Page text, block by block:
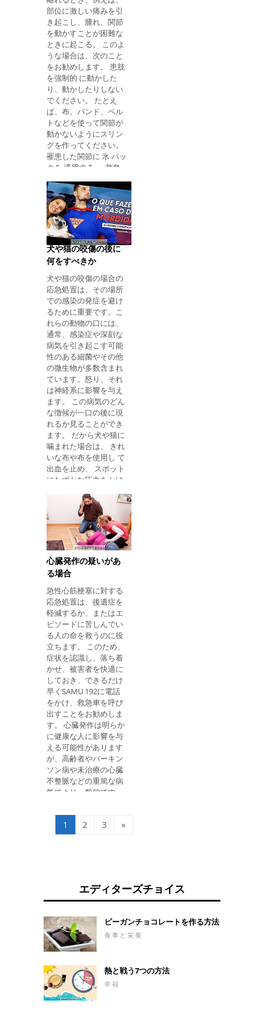
とする。 皮膚に触れた
場合：被災者の皮膚を
石けんと水で洗い、物
質で汚れた衣服を脱
ぐ。 目に入った場合：
冷水で20分間目を洗い
流す。 嘔吐すると窒息
を避けるために意識が
ない場合は特に 、人を
横方向の安全な位置に
置いて ください。 この
ポジションに誰かを置
く方法は次のとおりで
す。 毒性物質のパッケ
ージング上のラベルを
読んで、中毒の原因と
なっ た物質の情報を 調
べる。 医者の手伝いが
来るのを待つ間に、被
害者が呼吸を続けてい
る場合に心肺マッサー
ジを開始することを知
っておくことが重要で
す。 摂取による中毒の
場合、犠牲者が唇に火
傷を負った場合、水
部位に激しい痛みを引
き起こし、腫れ、関節
を動かすことが困難な
ときに起こる。 このよ
うな場合は、次のこと
をお勧めします。 患肢
を強制的 に動かした
り、動かしたりしない
でください。 たとえ
ば、布、バンド、ベル
トなどを使って関節が
動かないようにスリン
グを作ってください。
罹患した関節に 氷 パッ
クを 適用する 。 救急
192に電話をかける、
またはERに行く。 転位
は小児では非常に一般
的であり、肩、肘、
指、膝、足首および足
など、どこでも起こり
うる。 関節が脱臼した
ときには、決して適切
な位置に戻そうとはし
ません。実行が不十分
な場合、末梢神経系に
重大な傷害を引き起こ
し、さらに痛みや障害
を引き起こす可能性が
あります。 転位を特定
する方法 転位は、これ
らの4つの信号が存在
するときに確認するこ
とができる： 非常に強
い関節痛。 患肢を動か
すことが難しい。 関節
の腫れや紫斑; 罹患した
手足の変形。 脳卒中と
強さのタイプに応じ
て、骨折で脱臼が起こ
ることもあります。 こ
の場合、骨折を矯正す
ることも避け、救急室
に早急に行くことをお
勧めします。 病院の主
な転位の種類をどのよ
うに扱うかをご覧くだ
さい。 転位を避ける方
法 転位を避ける最善の
方法は、危険な活動に
使用することです。 例
えば、インパクトの
犬や猫の咬傷の後に
何をすべきか
犬や猫の咬傷の場合の
応急処置は、その場所
での感染の発症を避け
るために重要です。こ
れらの動物の口には、
通常、感染症や深刻な
病気を引き起こす可能
性のある細菌やその他
の微生物が多数含まれ
ています。怒り、それ
は神経系に影響を与え
ます。 この病気のどん
な徴候が一口の後に現
れるか見ることができ
ます。 だから犬や猫に
噛まれた場合は、 きれ
いな布や布を使用し て
出血を止め、 スポット
にわずかな圧力をかけ
き起こす可能性のある
細菌やウイルスを除去
するため、創傷が出血
しなくても 、すぐに石
鹸と水 で 咬合部位を洗
う 。 予防接種ワクチン
を繰り返す必要がある
かもしれないので、ワ
クチン接種報告書で 病
院に行く 。 次のビデオ
で、これらの手順を見
てください。 さらに、
ペットが家庭内であれ
ば、それが狂犬病に感
染しているかどうかを
知るために獣医師によ
って評価されることが
重要です。 この場合、
噛まれた人は一般開業
医にこの病気に対して
ワクチンを服用させた
り、必要に応じて抗生
物質を服用したりする
ように伝えるべきで
す。 スパイダー、サソ
リ、ヘビなどの有毒な
動物に噛まれた場合の
す。 誰かに噛まれた場
合の対処方法 人間の口
は細菌やウイルスの種
ため、他の人が噛む場
合は同じ指示に従うこ
とをお勧めします。 し
たがって、石けんと水
で洗った
心臓発作の疑いがあ
る場合
急性心筋梗塞に対する
応急処置は、後遺症を
軽減するか、またはエ
ピソードに苦しんでい
る人の命を救うのに役
立ちます。 このため、
症状を認識し、落ち着
かせ、被害者を快適に
しておき、できるだけ
早くSAMU 192に電話
をかけ、救急車を呼び
出すことをお勧めしま
す。 心臓発作は明らか
に健康な人に影響を与
える可能性があります
が、高齢者やパーキン
ソン病や未治療の心臓
不整脈などの重篤な病
気でより一般的です。
臓発作の状況に対処す
る方法をよりよく理解
するには、単独でも、
梗塞に罹患している人
は、以下の症状を呈す
ることがある： 胸の痛
み、灼熱または締めつ
け、腕または顎に激し
く激しく激しくなる、
または20分以上持続す
または嘔吐。 冷たい汗;
息切れ。 動悸。 さら
に、重度のめまいや失
1 2 3 »
エディターズチョイス
ビーガンチョコレートを作る方法
食事と栄養
熱と戦う7つの方法
幸福